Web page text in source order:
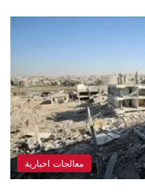
معالجات اخبارية